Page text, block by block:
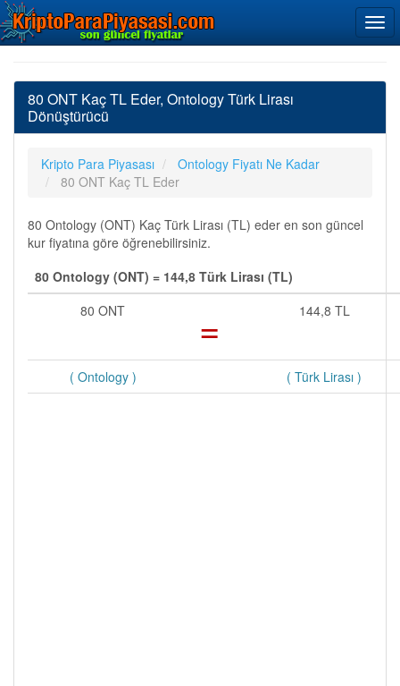
80 ONT Kaç TL Eder, Ontology Türk Lirası
Dönüştürücü
Kripto Para Piyasası
Ontology Fiyatı Ne Kadar
80 ONT Kaç TL Eder
80 Ontology (ONT) Kaç Türk Lirası (TL) eder en son güncel
kur fiyatına göre öğrenebilirsiniz.
80 Ontology (ONT) = 144,8 Türk Lirası (TL)
80 ONT
= 144,8 TL
( Ontology ) ( Türk Lirası )